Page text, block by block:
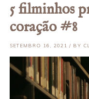
5 filminhos
coração #8
SETEMBRO 16, 2021 / BY